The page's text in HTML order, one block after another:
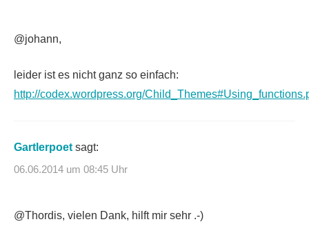
@johann,
leider ist es nicht ganz so einfach:
http://codex.wordpress.org/
Gartlerpoet sagt:
06.06.2014 um 08:45 Uhr
@Thordis, vielen Dank, hilft mir sehr .-)